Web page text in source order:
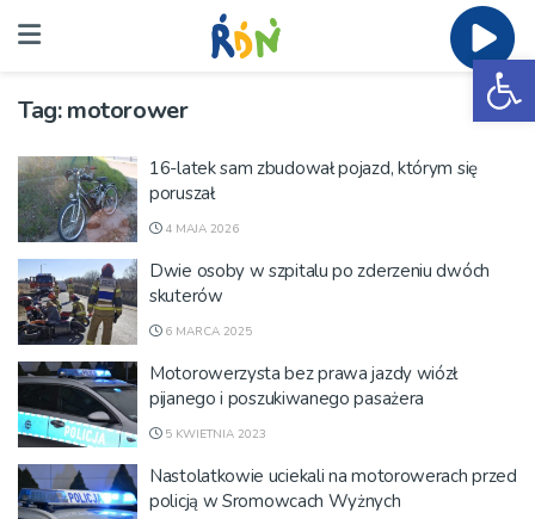
Tag:motorower
16-latek sam zbudował pojazd, którym się
poruszał
4 MAJA 2026
Dwie osoby w szpitalu po zderzeniu dwóch
skuterów
6 MARCA 2025
Motorowerzysta bez prawa jazdy wiózł
pijanego i poszukiwanego pasażera
5 KWIETNIA 2023
Nastolatkowie uciekali na motorowerach przed
policją w Sromowcach Wyżnych